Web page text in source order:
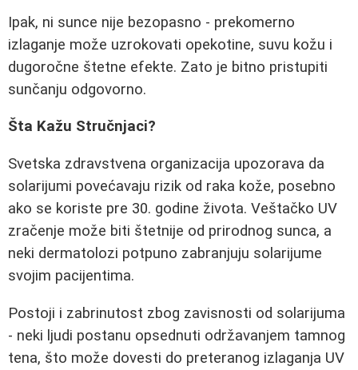
Ipak, ni sunce nije bezopasno - prekomerno
izlaganje može uzrokovati opekotine, suvu kožu i
dugoročne štetne efekte. Zato je bitno pristupiti
sunčanju odgovorno.
Šta Kažu Stručnjaci?
Svetska zdravstvena organizacija upozorava da
solarijumi povećavaju rizik od raka kože, posebno
ako se koriste pre 30. godine života. Veštačko UV
zračenje može biti štetnije od prirodnog sunca, a
neki dermatolozi potpuno zabranjuju solarijume
svojim pacijentima.
Postoji i zabrinutost zbog zavisnosti od solarijuma
- neki ljudi postanu opsednuti održavanjem tamnog
tena, što može dovesti do preteranog izlaganja UV